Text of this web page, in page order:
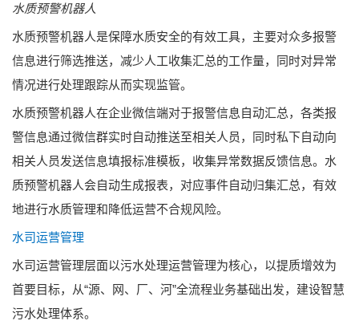
水质预警机器人
水质预警机器人是保障水质安全的有效工具，主要对众多报警
信息进行筛选推送，减少人工收集汇总的工作量，同时对异常
情况进行处理跟踪从而实现监管。
水质预警机器人在企业微信端对于报警信息自动汇总，各类报
警信息通过微信群实时自动推送至相关人员，同时私下自动向
相关人员发送信息填报标准模板，收集异常数据反馈信息。水
质预警机器人会自动生成报表，对应事件自动归集汇总，有效
地进行水质管理和降低运营不合规风险。
水司运营管理
水司运营管理层面以污水处理运营管理为核心，以提质增效为
首要目标，从“源、网、厂、河”全流程业务基础出发，建设智慧
污水处理体系。